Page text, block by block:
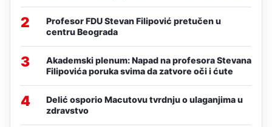
2
Profesor FDU Stevan Filipović pretučen u
centru Beograda
3
Akademski plenum: Napad na profesora Stevana
Filipovića poruka svima da zatvore oči i ćute
4
Delić osporio Macutovu tvrdnju o ulaganjima u
zdravstvo